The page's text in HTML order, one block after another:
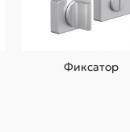
Фиксатор